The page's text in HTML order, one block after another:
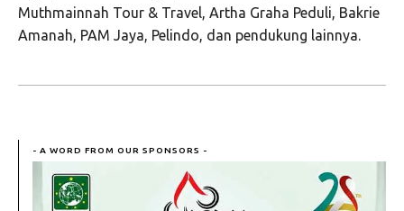
Muthmainnah Tour & Travel, Artha Graha Peduli, Bakrie
Amanah, PAM Jaya, Pelindo, dan pendukung lainnya.
- A WORD FROM OUR SPONSORS -